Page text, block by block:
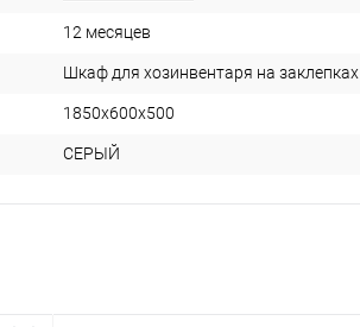
12 месяцев
Шкаф для хозинвентаря на заклепках
1850х600х500
СЕРЫЙ